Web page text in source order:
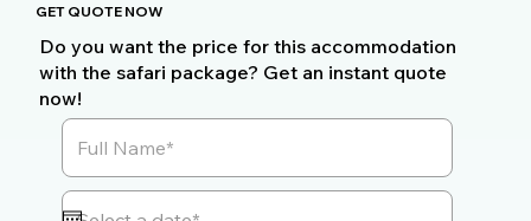
GET QUOTE NOW
Do you want the price for this accommodation
with the safari package? Get an instant quote
now!